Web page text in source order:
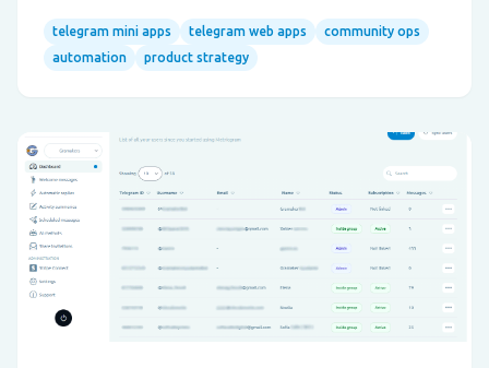
xây dựng một Mini App.
telegram mini apps telegram web apps
community ops
automation
product strategy